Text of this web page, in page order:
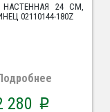
НАСТЕННАЯ 24 СМ,
02110144-180Z
280 p